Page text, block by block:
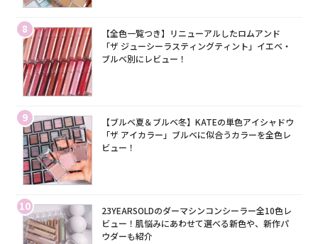
8
【全色一覧つき】リニューアルしたロムアンド
「ザ ジューシーラスティングティント」イエベ・
ブルベ別にレビュー！
9
【ブルベ夏＆ブルベ冬】KATEの単色アイシャドウ
「ザ アイカラー」ブルベに似合うカラーを全色レ
ビュー！
10
23YEARSOLDのダーマシンコンシーラー全10色レ
ビュー！肌悩みにあわせて選べる新色や、新作パ
ウダーも紹介